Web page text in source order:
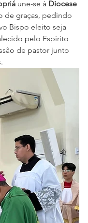
une-se à Diocese
de graças, pedindo
Bispo eleito seja
pelo Espírito
de pastor junto